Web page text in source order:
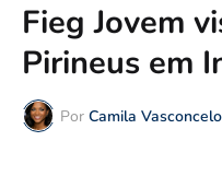
Fieg Jovem
Pirineus em
Por Camila